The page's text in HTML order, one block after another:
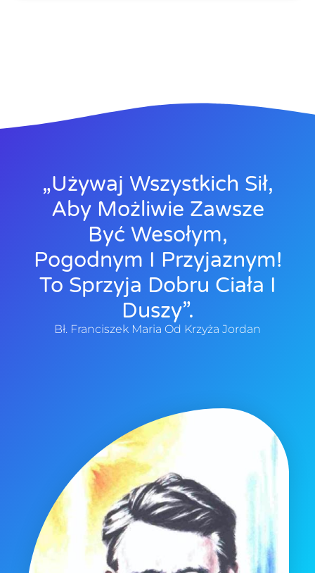
„Używaj Wszystkich Sił,
Aby Możliwie Zawsze
Być Wesołym,
Pogodnym I Przyjaznym!
To Sprzyja Dobru Ciała I
Duszy”.
Bł. Franciszek Maria Od Krzyża Jordan